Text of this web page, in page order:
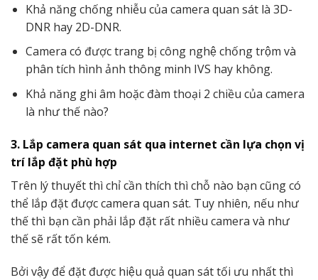
Khả năng chống nhiễu của camera quan sát là 3D-
DNR hay 2D-DNR.
Camera có được trang bị công nghệ chống trộm và
phân tích hình ảnh thông minh IVS hay không.
Khả năng ghi âm hoặc đàm thoại 2 chiều của camera
là như thế nào?
3. Lắp camera quan sát qua internet cần lựa chọn vị
trí lắp đặt phù hợp
Trên lý thuyết thì chỉ cần thích thì chỗ nào bạn cũng có
thể lắp đặt được camera quan sát. Tuy nhiên, nếu như
thế thì bạn cần phải lắp đặt rất nhiều camera và như
thế sẽ rất tốn kém.
Bởi vậy để đặt được hiệu quả quan sát tối ưu nhất thì